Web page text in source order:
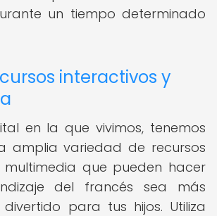
un tiempo determinado
interactivos y
en la que vivimos, tenemos
amplia variedad de recursos
multimedia que pueden hacer
del francés sea más
para tus hijos. Utiliza